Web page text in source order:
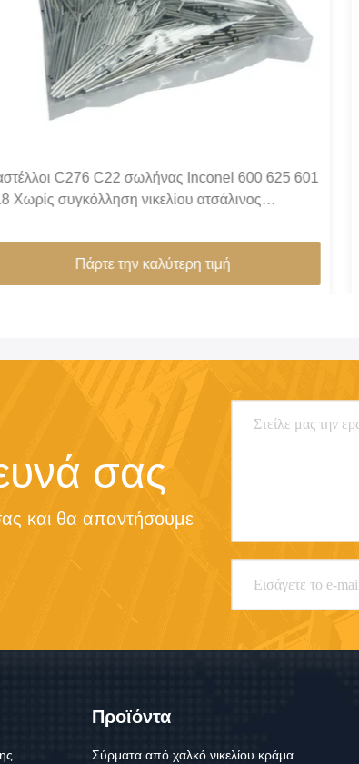
C276 C22 σωλήνας Inconel 600 625 601
Χωρίς συγκόλληση νικελίου ατσάλινος
Πάρτε την καλύτερη τιμή
σας
και θα απαντήσουμε
Προϊόντα
Σύρματα από χαλκό νικελίου κράμα